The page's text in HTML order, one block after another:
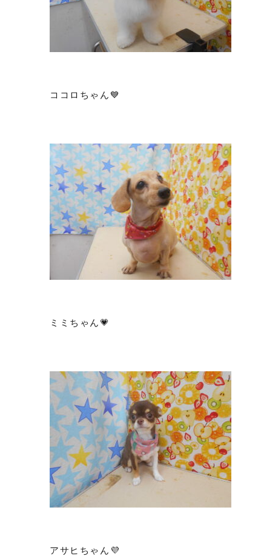
ココロちゃん💙
ミミちゃん💗
アサヒちゃん💜